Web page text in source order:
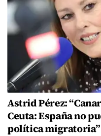
Astrid Pérez:
Ceuta: España no
política migratoria”